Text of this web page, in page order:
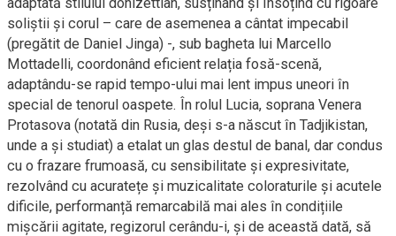
soliștii și corul – care de asemenea a cântat impecabil
(pregătit de Daniel Jinga) -, sub bagheta lui Marcello
Mottadelli, coordonând eficient relația fosă-scenă,
adaptându-se rapid tempo-ului mai lent impus uneori în
special de tenorul oaspete. În rolul Lucia, soprana Venera
Protasova (notată din Rusia, deși s-a născut în Tadjikistan,
unde a și studiat) a etalat un glas destul de banal, dar condus
cu o frazare frumoasă, cu sensibilitate și expresivitate,
rezolvând cu acuratețe și muzicalitate coloraturile și acutele
dificile, performanță remarcabilă mai ales în condițiile
mișcării agitate, regizorul cerându-i, și de această dată, să